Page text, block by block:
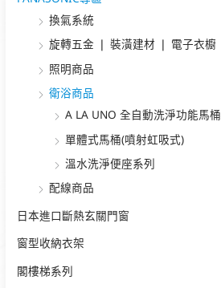
換氣系統
旋轉五金 ❘ 裝潢建材 ❘ 電子衣櫥
照明商品
衛浴商品
A LA UNO 全自動洗淨功能馬桶
單體式馬桶(噴射虹吸式)
溫水洗淨便座系列
配線商品
日本進口斷熱玄關門窗
窗型收納衣架
閣樓梯系列